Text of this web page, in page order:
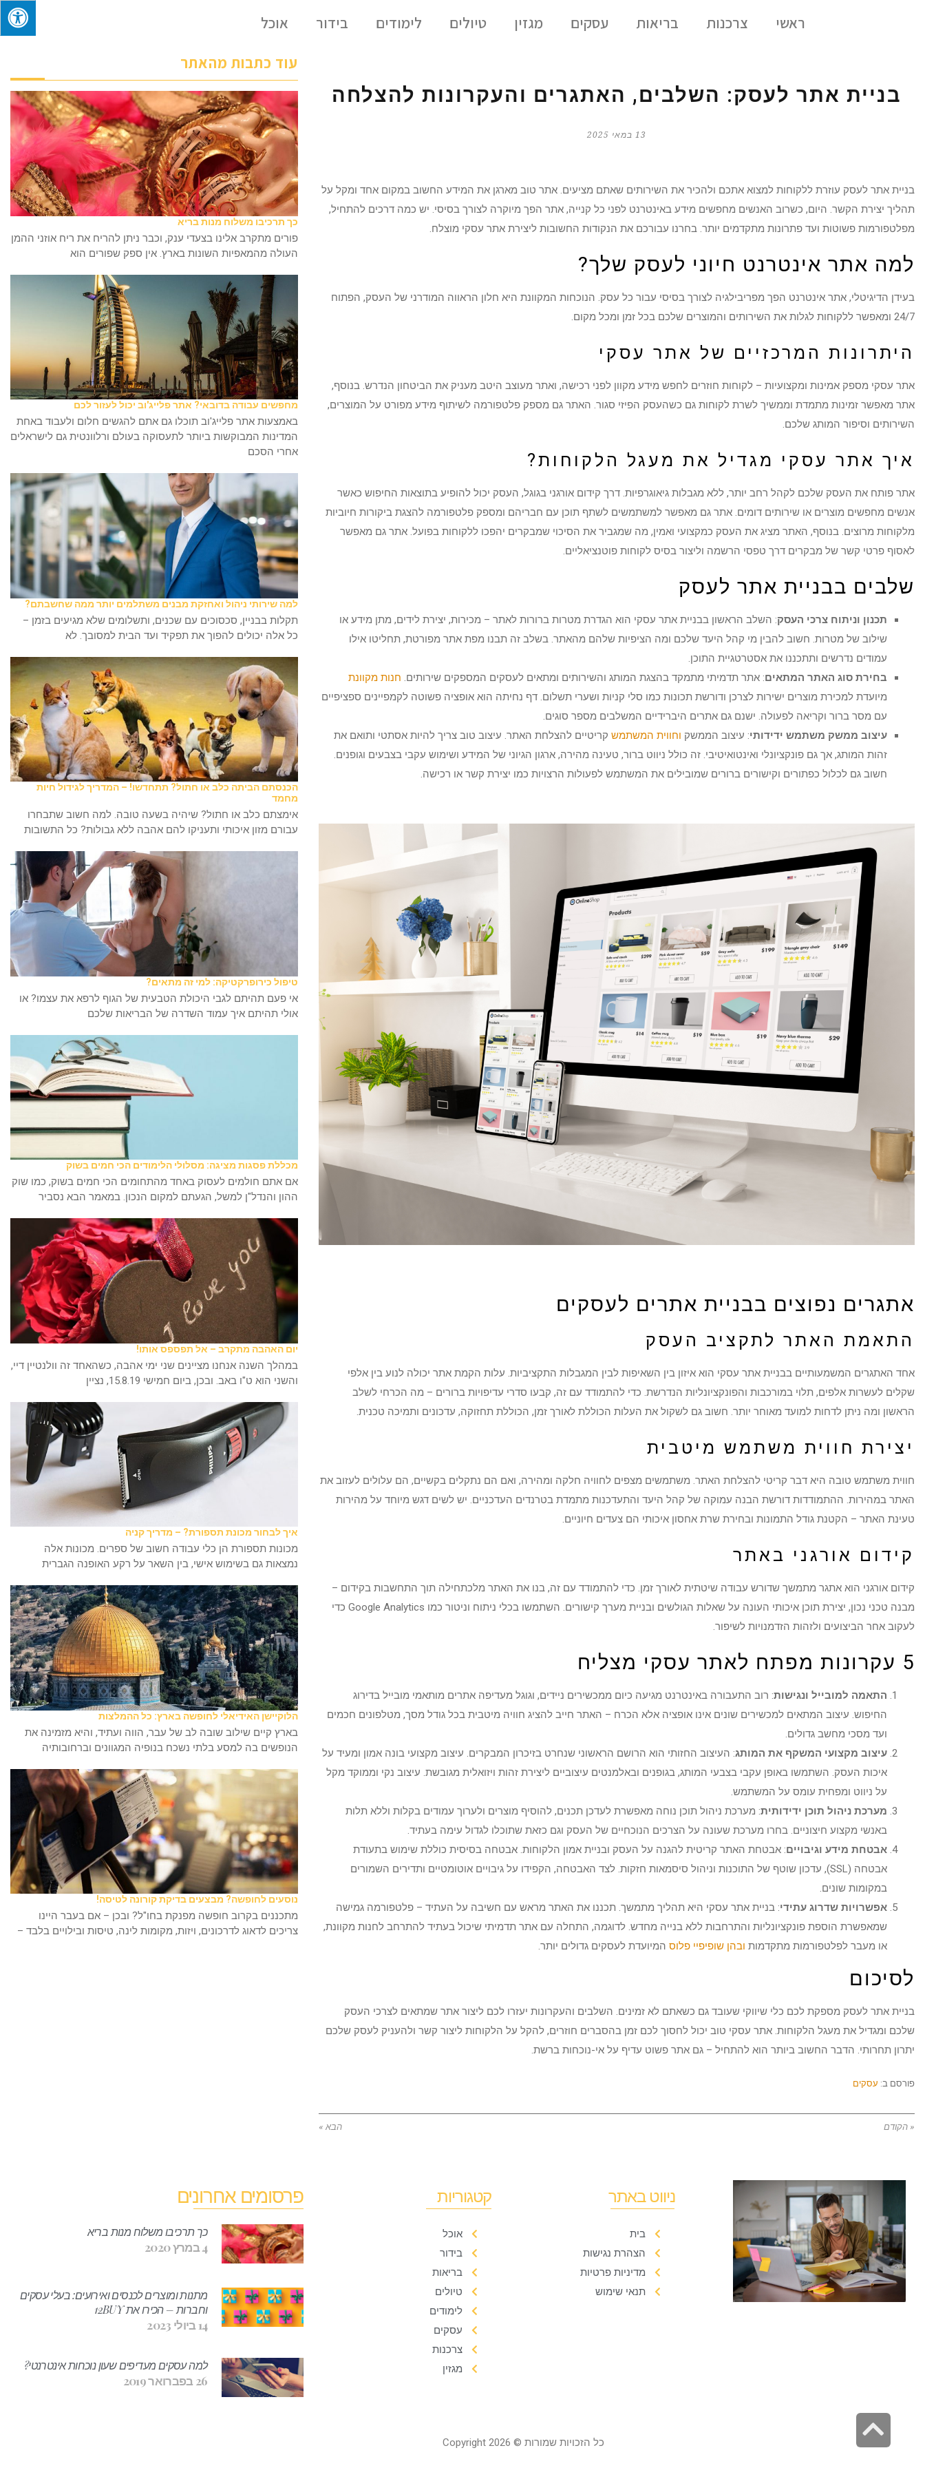
ראשי צרכנות בריאות עסקים מגזין טיולים לימודים בידור אוכל
בניית אתר לעסק: השלבים, האתגרים והעקרונות להצלחה
13 במאי 2025
בניית אתר לעסק עוזרת ללקוחות למצוא אתכם ולהכיר את השירותים שאתם מציעים. אתר טוב מארגן את המידע החשוב במקום אחד ומקל על
תהליך יצירת הקשר. היום, כשרוב האנשים מחפשים מידע באינטרנט לפני כל קנייה, אתר הפך מיוקרה לצורך בסיסי. יש כמה דרכים להתחיל,
מפלטפורמות פשוטות ועד פתרונות מתקדמים יותר. בחרנו עבורכם את הנקודות החשובות ליצירת אתר עסקי מוצלח.
למה אתר אינטרנט חיוני לעסק שלך?
בעידן הדיגיטלי, אתר אינטרנט הפך מפריבילגיה לצורך בסיסי עבור כל עסק. הנוכחות המקוונת היא חלון הראווה המודרני של העסק, הפתוח
24/7 ומאפשר ללקוחות לגלות את השירותים והמוצרים שלכם בכל זמן ומכל מקום.
היתרונות המרכזיים של אתר עסקי
אתר עסקי מספק אמינות ומקצועיות – לקוחות חוזרים לחפש מידע מקוון לפני רכישה, ואתר מעוצב היטב מעניק את הביטחון הנדרש. בנוסף,
אתר מאפשר זמינות מתמדת וממשיך לשרת לקוחות גם כשהעסק הפיזי סגור. האתר גם מספק פלטפורמה לשיתוף מידע מפורט על המוצרים,
השירותים וסיפור המותג שלכם.
איך אתר עסקי מגדיל את מעגל הלקוחות?
אתר פותח את העסק שלכם לקהל רחב יותר, ללא מגבלות גיאוגרפיות. דרך קידום אורגני בגוגל, העסק יכול להופיע בתוצאות החיפוש כאשר
אנשים מחפשים מוצרים או שירותים דומים. אתר גם מאפשר למשתמשים לשתף תוכן עם חבריהם ומספק פלטפורמה להצגת ביקורות חיוביות
מלקוחות מרוצים. בנוסף, האתר מציג את העסק כמקצועי ואמין, מה שמגביר את הסיכוי שמבקרים יהפכו ללקוחות בפועל. אתר גם מאפשר
לאסוף פרטי קשר של מבקרים דרך טפסי הרשמה וליצור בסיס לקוחות פוטנציאליים.
שלבים בבניית אתר לעסק
תכנון וניתוח צרכי העסק: השלב הראשון בבניית אתר עסקי הוא הגדרת מטרות ברורות לאתר – מכירות, יצירת לידים, מתן מידע או
שילוב של מטרות. חשוב להבין מי קהל היעד שלכם ומה הציפיות שלהם מהאתר. בשלב זה תבנו מפת אתר מפורטת, תחליטו אילו
עמודים נדרשים ותתכננו את אסטרטגיית התוכן.
בחירת סוג האתר המתאים: אתר תדמיתי מתמקד בהצגת המותג והשירותים ומתאים לעסקים המספקים שירותים. חנות מקוונת
מיועדת למכירת מוצרים ישירות לצרכן ודורשת תכונות כמו סלי קניות ושערי תשלום. דף נחיתה הוא אופציה פשוטה לקמפיינים ספציפיים
עם מסר ברור וקריאה לפעולה. ישנם גם אתרים היברידיים המשלבים מספר סוגים.
עיצוב ממשק משתמש ידידותי: עיצוב הממשק וחווית המשתמש קריטיים להצלחת האתר. עיצוב טוב צריך להיות אסתטי ותואם את
זהות המותג, אך גם פונקציונלי ואינטואיטיבי. זה כולל ניווט ברור, טעינה מהירה, ארגון הגיוני של המידע ושימוש עקבי בצבעים וגופנים.
חשוב גם לכלול כפתורים וקישורים ברורים שמובילים את המשתמש לפעולות הרצויות כמו יצירת קשר או רכישה.
אתגרים נפוצים בבניית אתרים לעסקים
התאמת האתר לתקציב העסק
אחד האתגרים המשמעותיים בבניית אתר עסקי הוא איזון בין השאיפות לבין המגבלות התקציביות. עלות הקמת אתר יכולה לנוע בין אלפי
שקלים לעשרות אלפים, תלוי במורכבות והפונקציונליות הנדרשת. כדי להתמודד עם זה, קבעו סדרי עדיפויות ברורים – מה הכרחי לשלב
הראשון ומה ניתן לדחות למועד מאוחר יותר. חשוב גם לשקול את העלות הכוללת לאורך זמן, הכוללת תחזוקה, עדכונים ותמיכה טכנית.
יצירת חווית משתמש מיטבית
חווית משתמש טובה היא דבר קריטי להצלחת האתר. משתמשים מצפים לחוויה חלקה ומהירה, ואם הם נתקלים בקשיים, הם עלולים לעזוב את
האתר במהירות. ההתמודדות דורשת הבנה עמוקה של קהל היעד והתעדכנות מתמדת בטרנדים העדכניים. יש לשים דגש מיוחד על מהירות
טעינת האתר – הקטנת גודל התמונות ובחירת שרת אחסון איכותי הם צעדים חיוניים.
קידום אורגני באתר
קידום אורגני הוא אתגר מתמשך שדורש עבודה שיטתית לאורך זמן. כדי להתמודד עם זה, בנו את האתר מלכתחילה תוך התחשבות בקידום –
מבנה טכני נכון, יצירת תוכן איכותי העונה על שאלות הגולשים ובניית מערך קישורים. השתמשו בכלי ניתוח וניטור כמו Google Analytics כדי
לעקוב אחר הביצועים ולזהות הזדמנויות לשיפור.
5 עקרונות מפתח לאתר עסקי מצליח
התאמה למובייל ונגישות: רוב התעבורה באינטרנט מגיעה כיום ממכשירים ניידים, וגוגל מעדיפה אתרים מותאמי מובייל בדירוג
החיפוש. עיצוב המתאים למכשירים שונים אינו אופציה אלא הכרח – האתר חייב להציג חוויה מיטבית בכל גודל מסך, מטלפונים חכמים
ועד מסכי מחשב גדולים.
עיצוב מקצועי המשקף את המותג: העיצוב החזותי הוא הרושם הראשוני שנחרט בזיכרון המבקרים. עיצוב מקצועי בונה אמון ומעיד על
איכות העסק. השתמשו באופן עקבי בצבעי המותג, בגופנים ובאלמנטים עיצוביים ליצירת זהות ויזואלית מגובשת. עיצוב נקי וממוקד מקל
על ניווט ומפחית עומס על המשתמש.
מערכת ניהול תוכן ידידותית: מערכת ניהול תוכן נוחה מאפשרת לעדכן תכנים, להוסיף מוצרים ולערוך עמודים בקלות וללא תלות
באנשי מקצוע חיצוניים. בחרו מערכת שעונה על הצרכים הנוכחיים של העסק וגם כזאת שתוכלו לגדול עימה בעתיד.
אבטחת מידע וגיבויים: אבטחת האתר קריטית להגנה על העסק ובניית אמון הלקוחות. אבטחה בסיסית כוללת שימוש בתעודת
אבטחה (SSL), עדכון שוטף של התוכנות וניהול סיסמאות חזקות. לצד האבטחה, הקפידו על גיבויים אוטומטיים ותדירים השמורים
במקומות שונים.
אפשרויות שדרוג עתידי: בניית אתר עסקי היא תהליך מתמשך. תכננו את האתר מראש עם חשיבה על העתיד – פלטפורמה גמישה
שמאפשרת הוספת פונקציונליות והתרחבות ללא בנייה מחדש. לדוגמה, התחלה עם אתר תדמיתי שיכול בעתיד להתרחב לחנות מקוונת,
או מעבר לפלטפורמות מתקדמות ובהן שופיפיי פלוס המיועדת לעסקים גדולים יותר.
לסיכום
בניית אתר לעסק מספקת לכם כלי שיווקי שעובד גם כשאתם לא זמינים. השלבים והעקרונות יעזרו לכם ליצור אתר שמתאים לצרכי העסק
שלכם ומגדיל את מעגל הלקוחות. אתר עסקי טוב יכול לחסוך לכם זמן בהסברים חוזרים, להקל על הלקוחות ליצור קשר ולהעניק לעסק שלכם
יתרון תחרותי. הדבר החשוב ביותר הוא להתחיל – גם אתר פשוט עדיף על אי-נוכחות ברשת.
פורסם ב: עסקים
« הקודם הבא »
עוד כתבות מהאתר
כך תרכיבו משלוח מנות בריא
פורים מתקרב אלינו בצעדי ענק, וכבר ניתן להריח את ריח אוזני ההמן
העולה מהמאפיות השונות בארץ. אין ספק שפורים הוא
מחפשים עבודה בדובאי? אתר פלייג'וב יכול לעזור לכם
באמצעות אתר פלייג'וב תוכלו גם אתם להגשים חלום ולעבוד באחת
המדינות המבוקשות ביותר לתעסוקה בעולם ורלוונטית גם לישראלים
אחרי הסכם
למה שירותי ניהול ואחזקת מבנים משתלמים יותר ממה שחשבתם?
תקלות בבניין, סכסוכים עם שכנים, ותשלומים שלא מגיעים בזמן –
כל אלה יכולים להפוך את תפקיד ועד הבית למסובך. לא
הכנסתם הביתה כלב או חתול? תתחדשו! – המדריך לגידול חיות
מחמד
אימצתם כלב או חתול? שיהיה בשעה טובה. למה חשוב שתבחרו
עבורם מזון איכותי ותעניקו להם אהבה ללא גבולות? כל התשובות
טיפול כירופרקטיקה: למי זה מתאים?
אי פעם תהיתם לגבי היכולת הטבעית של הגוף לרפא את עצמו? או
אולי תהיתם איך עמוד השדרה של הבריאות שלכם
מכללת פסגות מציגה: מסלולי הלימודים הכי חמים בשוק
אם אתם חולמים לעסוק באחד מהתחומים הכי חמים בשוק, כמו שוק
ההון והנדל"ן למשל, הגעתם למקום הנכון. במאמר הבא נסביר
יום האהבה מתקרב – אל תפספס אותו!
במהלך השנה אנחנו מציינים שני ימי אהבה, כשהאחד זה וולנטיין דיי,
והשני הוא ט"ו באב. ובכן, ביום חמישי 15.8.19, נציין
איך לבחור מכונת תספורת? – מדריך קניה
מכונות תספורת הן כלי עבודה חשוב של ספרים. מכונות אלה
נמצאות גם בשימוש אישי, בין השאר על רקע האופנה הגברית
הלוקיישן האידיאלי לחופשה בארץ: כל ההמלצות
בארץ קיים שילוב שובה לב של עבר, הווה ועתיד, והיא מזמינה את
הנופשים בה למסע בלתי נשכח בנופיה המגוונים וברחובותיה
נוסעים לחופשה? מבצעים בדיקת קורונה לטיסה!
מתכננים בקרוב חופשה מפנקת בחו"ל? ובכן – אם בעבר היינו
צריכים לדאוג לדרכונים, ויזות, מקומות לינה, טיסות ובילויים בלבד –
ניווט באתר
בית
הצהרת נגישות
מדיניות פרטיות
תנאי שימוש
קטגוריות
אוכל
בידור
בריאות
טיולים
לימודים
עסקים
צרכנות
מגזין
פרסומים אחרונים
כך תרכיבו משלוח מנות בריא
4 במרץ 2020
מתנות ומוצרים לכנסים ואירועים: בעלי עסקים
וחברות – הכירו את 12BUY
14 ביולי 2023
למה עסקים מעדיפים שעון נוכחות אינטרנטי?
26 בפברואר 2019
כל הזכויות שמורות © Copyright 2026
גלילה
לראש